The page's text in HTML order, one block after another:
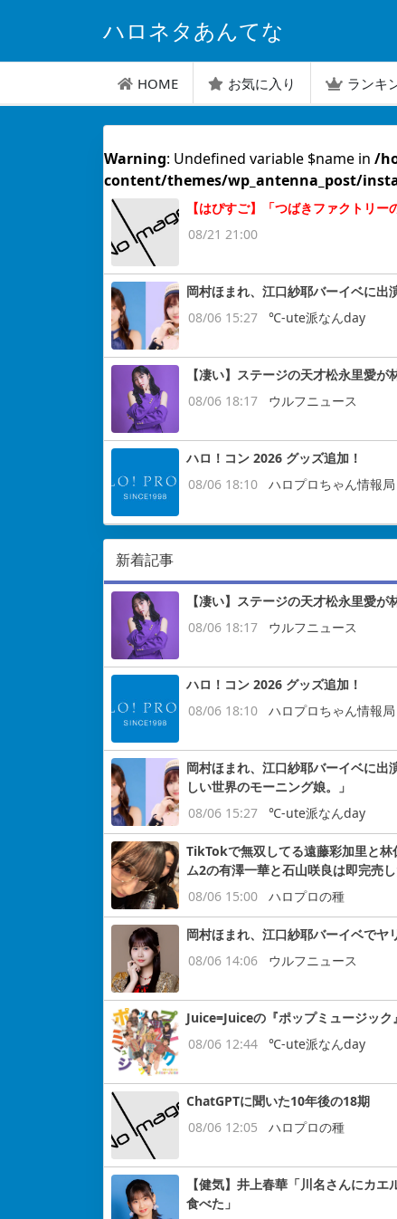
ハロネタあんてな
HOME お気に入り ランキ
Warning: Undefined variable $name in /
content/themes/wp_antenna_post/
【はぴすご】「つばきファクトリ
08/21 21:00
岡村ほまれ、江口紗耶バーイベに出
08/06 15:27
℃-ute派なんday
【凄い】ステージの天才松永里愛
08/06 18:17
ウルフニュース
ハロ！コン 2026 グッズ追加！
08/06 18:10
ハロプロちゃん情報局
新着記事
【凄い】ステージの天才松永里愛
08/06 18:17
ウルフニュース
ハロ！コン 2026 グッズ追加！
08/06 18:10
ハロプロちゃん情報局
岡村ほまれ、江口紗耶バーイベに出
しい世界のモーニング娘。」
08/06 15:27
℃-ute派なんday
TikTokで無双してる遠藤彩加里と林
ム2の有澤一華と石山咲良は即完売
08/06 15:00
ハロプロの種
岡村ほまれ、江口紗耶バーイベでヤ
08/06 14:06
ウルフニュース
Juice=Juiceの『ポップミュージック
08/06 12:44
℃-ute派なんday
ChatGPTに聞いた10年後の18期
08/06 12:05
ハロプロの種
【健気】井上春華「川名さんにカ
食べた」